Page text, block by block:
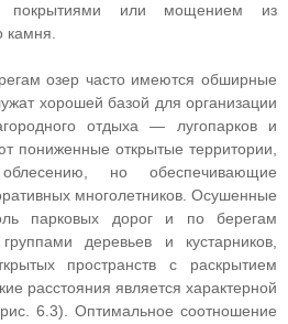
покрытиями или мощением из
камня.
озер часто имеются обширные
хорошей базой для организации
отдыха — лугопарков и
пониженные открытые территории,
но обеспечивающие
многолетников. Осушенные
парковых дорог и по берегам
деревьев и кустарников,
пространств с раскрытием
расстояния является характерной
6.3). Оптимальное соотношение